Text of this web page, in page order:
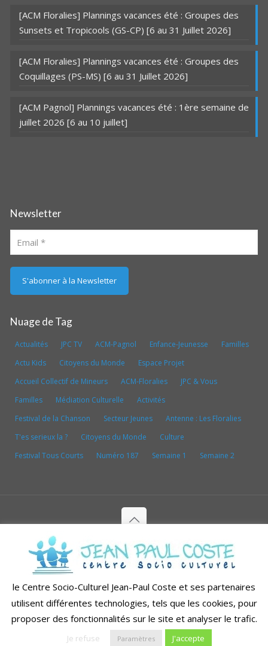
[ACM Floralies] Plannings vacances été : Groupes des
Sunsets et Tropicools (GS-CP) [6 au 31 Juillet 2026]
[ACM Floralies] Plannings vacances été : Groupes des
Coquillages (PS-MS) [6 au 31 Juillet 2026]
[ACM Pagnol] Plannings vacances été : 1ère semaine de
juillet 2026 [6 au 10 juillet]
Newsletter
Nuage de Tag
Actualités JPC TV ACM-Pagnol Enfance-Jeunesse
Familles
Actu Kids
Citoyens du Monde
Espace Projet
Accueil Collectif de Mineurs
ACM-Floralies
JPC & Vous
Familles
Médiation Culturelle
Activités
Festival de la Chanson
Secteur Jeunes
Antenne : Les Floralies
T'es serieux la ?
Citoyens du Monde
Culture
Festival Tous Courts
Numéro 187 Semaine 1 Semaine 2
Copyright depuis 1998-2026© CENTRE SOCIO CULTUREL
JEAN PAUL COSTE - Tous droits réservés
Conception & réalisation par
communication digitale
Politique de confidentialité
le Centre Socio-Culturel Jean-Paul Coste et ses partenaires
utilisent différentes technologies, tels que les cookies, pour
proposer des fonctionnalités sur le site et analyser le trafic.
Je refuse Paramètres J'accepte